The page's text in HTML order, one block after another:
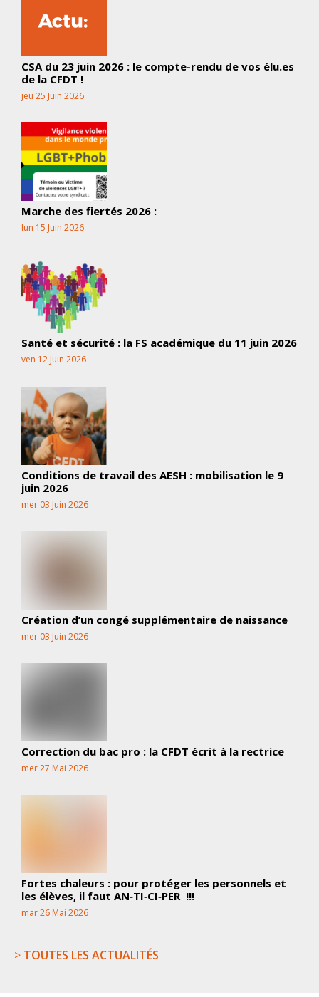
CSA du 23 juin 2026 : le compte-rendu de vos élu.es
de la CFDT !
jeu 25 Juin 2026
Marche des fiertés 2026 :
lun 15 Juin 2026
Santé et sécurité : la FS académique du 11 juin 2026
ven 12 Juin 2026
Conditions de travail des AESH : mobilisation le 9
juin 2026
mer 03 Juin 2026
Création d’un congé supplémentaire de naissance
mer 03 Juin 2026
Correction du bac pro : la CFDT écrit à la rectrice
mer 27 Mai 2026
Fortes chaleurs : pour protéger les personnels et
les élèves, il faut AN‑TI‑CI‑PER !!!
mar 26 Mai 2026
> TOUTES LES ACTUALITÉS